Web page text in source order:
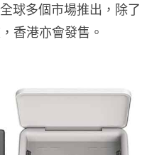
球多個市場推出，除了
香港亦會發售。